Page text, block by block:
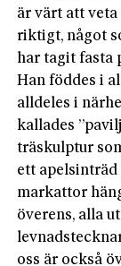
är värt att
riktigt, något
har tagit fasta
Han föddes i
alldeles i
kallades
träskulptur
ett
markattor
överens, alla
oss är också